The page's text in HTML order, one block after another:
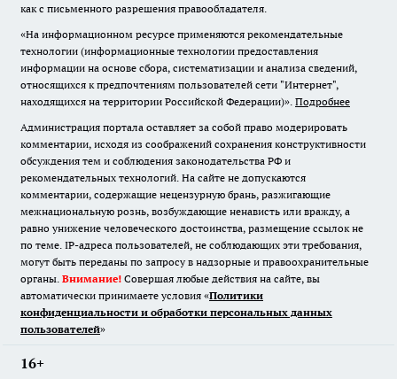
как с письменного разрешения правообладателя.
«На информационном ресурсе применяются рекомендательные
технологии (информационные технологии предоставления
информации на основе сбора, систематизации и анализа сведений,
относящихся к предпочтениям пользователей сети "Интернет",
находящихся на территории Российской Федерации)». Подробнее
Администрация портала оставляет за собой право модерировать
комментарии, исходя из соображений сохранения конструктивности
обсуждения тем и соблюдения законодательства РФ и
рекомендательных технологий. На сайте не допускаются
комментарии, содержащие нецензурную брань, разжигающие
межнациональную рознь, возбуждающие ненависть или вражду, а
равно унижение человеческого достоинства, размещение ссылок не
по теме. IP-адреса пользователей, не соблюдающих эти требования,
могут быть переданы по запросу в надзорные и правоохранительные
органы. Внимание! Совершая любые действия на сайте, вы
автоматически принимаете условия «Политики
конфиденциальности и обработки персональных данных
пользователей»
16+